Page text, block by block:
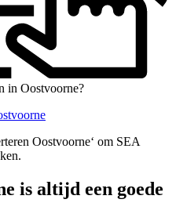
in Oostvoorne?
Oostvoorne‘ om SEA
is altijd een goede